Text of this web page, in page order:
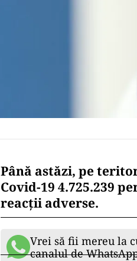
Până astăzi, pe
Covid-19 4.725.239
reacții adverse.
Vrei să fii mereu la
canalul de